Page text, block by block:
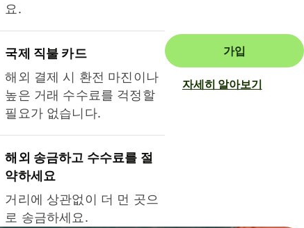
요.
국제 직불 카드
해외 결제 시 환전 마진이나
높은 거래 수수료를 걱정할
필요가 없습니다.
해외 송금하고 수수료를 절
약하세요
거리에 상관없이 더 먼 곳으
로 송금하세요.
가입
자세히 알아보기